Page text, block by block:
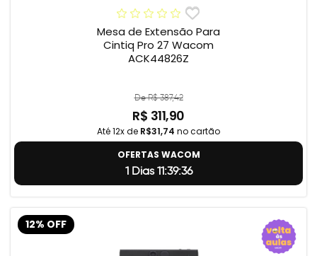
Mesa de Extensão Para
Cintiq Pro 27 Wacom
ACK44826Z
De R$ 387,42
R$ 311,90
Até 12x de R$31,74 no cartão
OFERTAS WACOM
1 Dias 11:39:35
12% OFF